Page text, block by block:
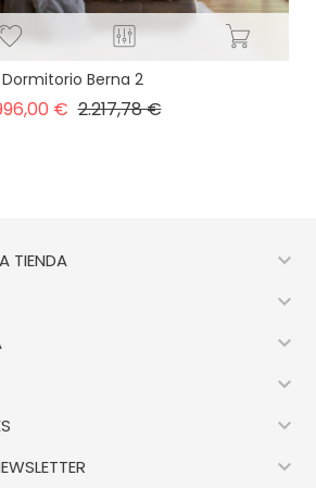
Dormitorio Berna 2
€ Precio
2.217,78 €Precio
TIENDA 




